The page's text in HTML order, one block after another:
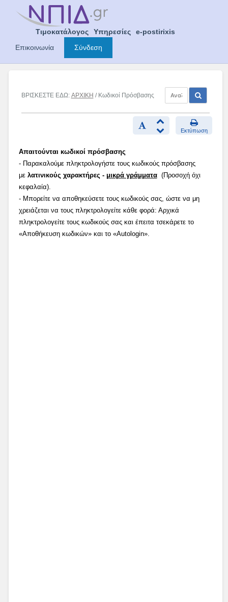
Τιμοκατάλογος Υπηρεσίες
e-postirixis
Επικοινωνία
Σύνδεση
ΒΡΙΣΚΕΣΤΕ ΕΔΩ: ΑΡΧΙΚΗ / Κωδικοί Πρόσβασης
Εκτύπωση
Απαιτούνται κωδικοί πρόσβασης
- Παρακαλούμε πληκτρολογήστε τους κωδικούς πρόσβασης
με λατινικούς χαρακτήρες - μικρά γράμματα(Προσοχή όχι
κεφαλαία).
- Μπορείτε να αποθηκεύσετε τους κωδικούς σας, ώστε να μη
χρειάζεται να τους πληκτρολογείτε κάθε φορά: Αρχικά
πληκτρολογείτε τους κωδικούς σας και έπειτα τσεκάρετε το
«Αποθήκευση κωδικών» και το «Autologin».